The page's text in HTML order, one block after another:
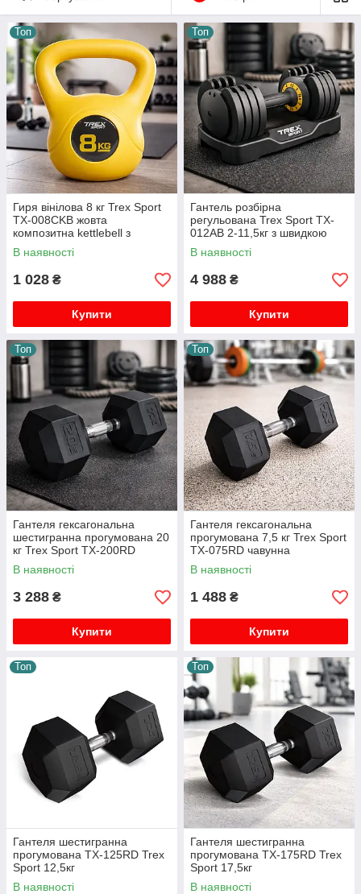
Топ
Гиря вінілова 8 кг Trex Sport
TX-008CKB жовта
композитна kettlebell з
ергономічною ручкою та
плоским дном
В наявності
1 028 ₴
Купити
Топ
Гантель розбірна
регульована Trex Sport TX-
012AB 2-11,5кг з швидкою
зміною ваги та підставкою
колір чорний
В наявності
4 988 ₴
Купити
Топ
Гантеля гексагональна
шестигранна прогумована 20
кг Trex Sport TX-200RD
чавунна hex dumbbell для
силових тренувань чорна
В наявності
3 288 ₴
Купити
Топ
Гантеля гексагональна
прогумована 7,5 кг Trex Sport
TX-075RD чавунна
шестигранна dumbbell для
дому чорна
В наявності
1 488 ₴
Купити
Топ
Гантеля шестигранна
прогумована TX-125RD Trex
Sport 12,5кг
В наявності
Топ
Гантеля шестигранна
прогумована TX-175RD Trex
Sport 17,5кг
В наявності